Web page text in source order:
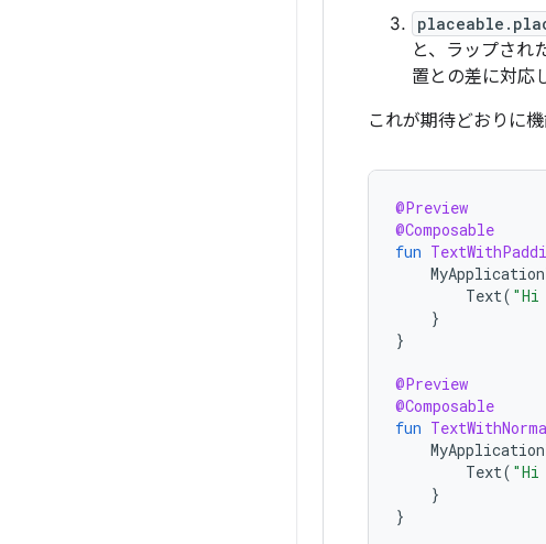
と、ラップされ
置との差に対応
これが期待どおりに
@Preview
@Composable
fun
Text( "Hi
}
}
@Preview
@Composable
fun
Text( "Hi
}
}